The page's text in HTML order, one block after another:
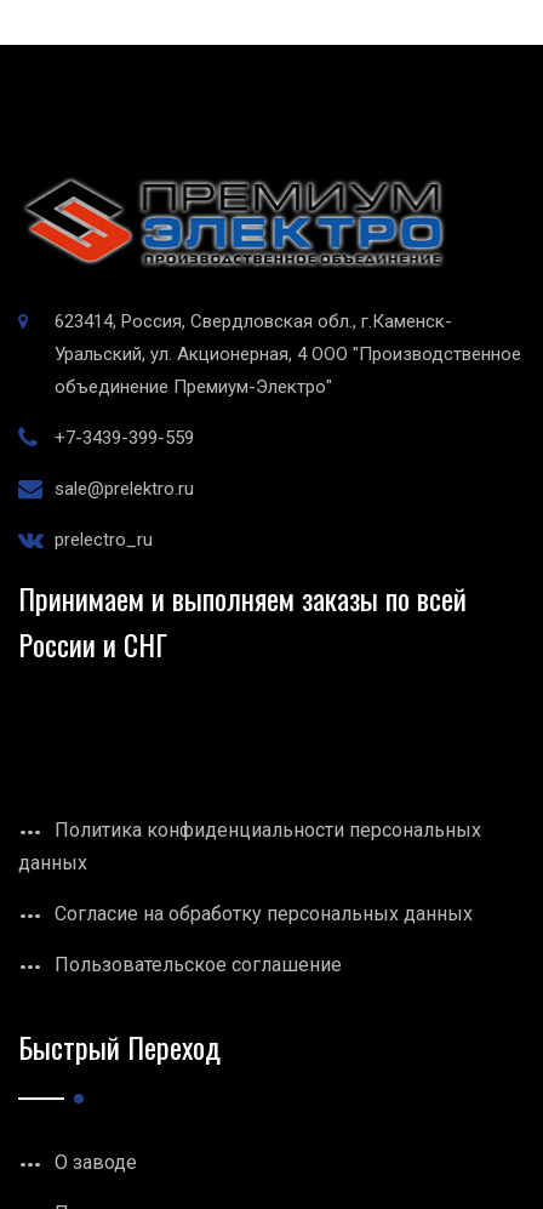
623414, Россия, Свердловская обл., г.Каменск-
Уральский, ул. Акционерная, 4 ООО "Производственное
объединение Премиум-Электро"
+7-3439-399-559
sale@prelektro.ru
prelectro_ru
Принимаем и выполняем заказы по всей
России и СНГ
Политика конфиденциальности персональных
данных
Согласие на обработку персональных данных
Пользовательское соглашение
Быстрый Переход
О заводе